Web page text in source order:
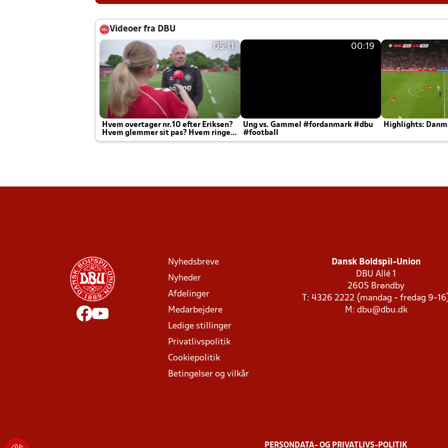
Videoer fra DBU
05:11
Hvem overtager nr.10 efter Eriksen?
Hvem glemmer sit pas? Hvem ringer
Joachim altid til efter kampe?
00:19
Ung vs. Gammel #fordanmark #dbu
#football
Highlights:
Nyhedsbreve
Nyheder
Afdelinger
Medarbejdere
Ledige stillinger
Privatlivspolitik
Cookiepolitik
Betingelser og vilkår
Dansk Boldspil-Union
DBU Allé 1
2605 Brøndby
T: 4326 2222 (mandag - fredag 9-
M: dbu@dbu.dk
PERSONDATA- OG PRIVATLIVS-POLITIK